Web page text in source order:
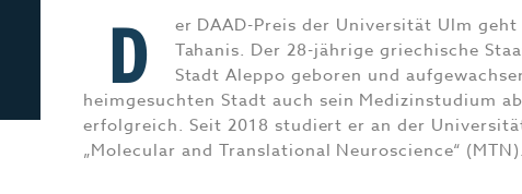
D
er DAAD-Preis der Universität Ulm
Tahanis. Der 28-jährige griechische
Stadt Aleppo geboren und
heimgesuchten Stadt auch sein Medizinstudium
erfolgreich. Seit 2018 studiert er an der
„Molecular and Translational Neuroscience“ (MTN).